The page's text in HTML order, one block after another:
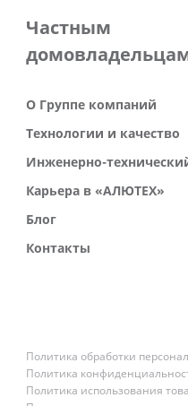
Частным
О Группе компаний
Технологии и качество
Инженерно-
Карьера в «АЛЮТЕХ»
Блог
Контакты
Политика обработки
Политика
Политика использования